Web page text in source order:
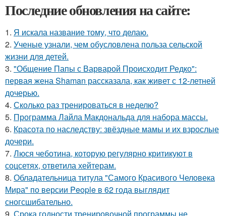
Последние обновления на сайте:
1. Я искала название тому, что делаю.
2. Ученые узнали, чем обусловлена польза сельской
жизни для детей.
3. "Общение Папы с Варварой Происходит Редко":
первая жена Shaman рассказала, как живет с 12-летней
дочерью.
4. Сколько раз тренироваться в неделю?
5. Программа Лайла Макдональда для набора массы.
6. Красота по наследству: звёздные мамы и их взрослые
дочери.
7. Люся чеботина, которую регулярно критикуют в
соцсетях, ответила хейтерам.
8. Обладательница титула "Самого Красивого Человека
Мира" по версии People в 62 года выглядит
сногсшибательно.